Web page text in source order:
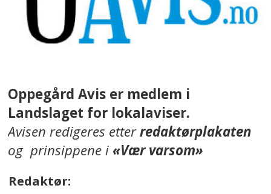
Oppegård Avis er medlem i
Landslaget for lokalaviser.
Avisen redigeres etterredaktørplakaten
og prinsippene i«Vær varsom»
Redaktør: